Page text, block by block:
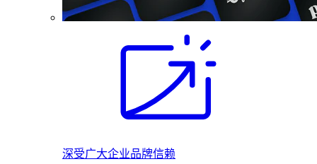
深受广大企业品牌信赖